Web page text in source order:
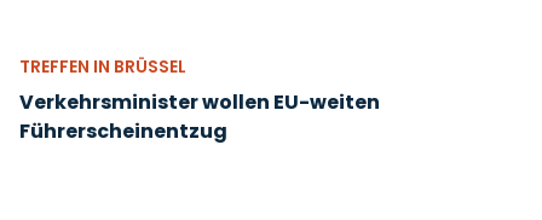
TREFFEN IN BRÜSSEL
Verkehrsminister wollen EU-weiten
Führerscheinentzug